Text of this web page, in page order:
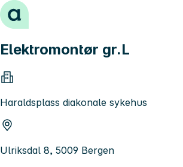
Hopp til innhold
Elektromontør gr.L
Haraldsplass diakonale sykehus
Ulriksdal 8, 5009 Bergen